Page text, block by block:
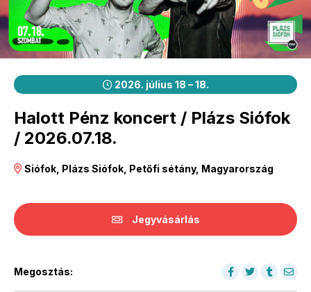
2026. július 18 – 18.
Halott Pénz koncert / Plázs Siófok
/ 2026.07.18.
Siófok, Plázs Siófok, Petőfi sétány, Magyarország
Jegyvásárlás
Megosztás: